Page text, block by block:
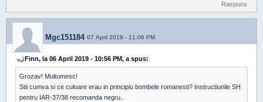
Raspuns
Mgc151184 07 April 2019 - 11:06 PM
Finn, la 06 April 2019 - 10:56 PM, a spus:
Grozav! Multumesc!
Stii cumva si ce culoare erau in principiu bombele romanesti? Instructiunile SH
pentru IAR-37/38 recomanda negru..